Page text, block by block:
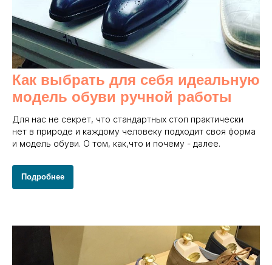
Как выбрать для себя идеальную
модель обуви ручной работы
Для нас не секрет, что стандартных стоп практически
нет в природе и каждому человеку подходит своя форма
и модель обуви. О том, как,что и почему - далее.
Подробнее